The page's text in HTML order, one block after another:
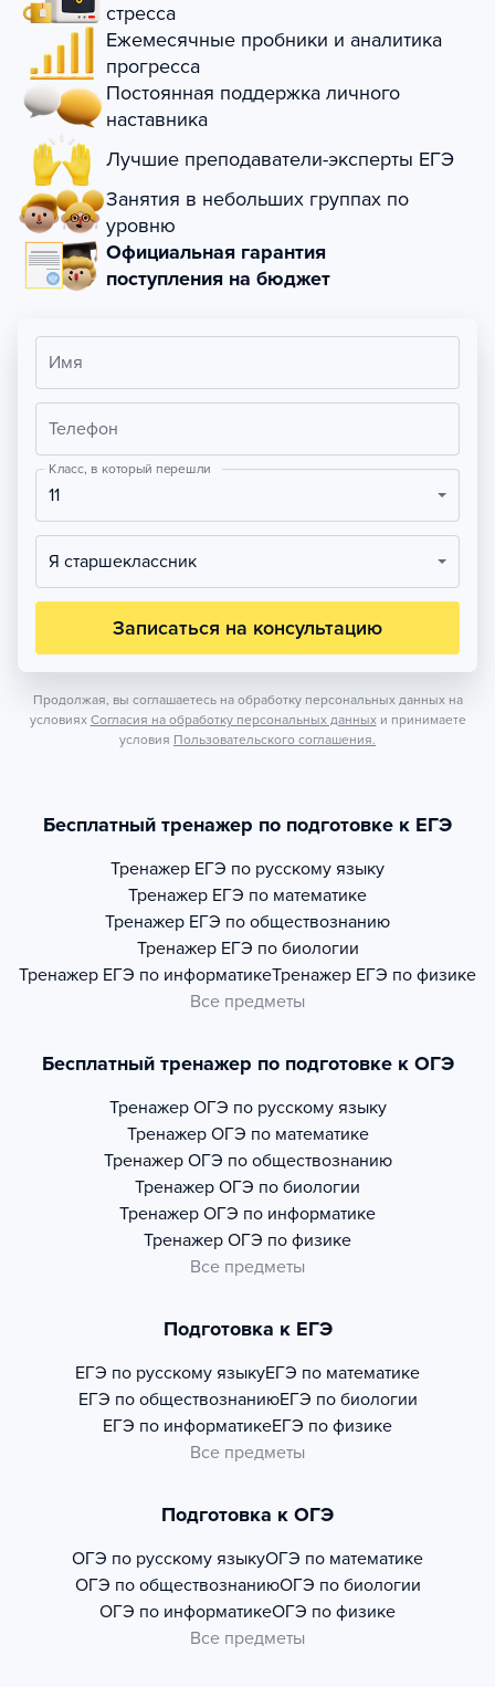
стресса
Ежемесячные пробники и аналитика
прогресса
Постоянная поддержка личного
наставника
Лучшие преподаватели-эксперты ЕГЭ
Занятия в небольших группах по
уровню
Официальная гарантия
поступления на бюджет
Имя
Телефон
Класс, в который перешли
11
Я старшеклассник
Записаться на консультацию
Продолжая, вы соглашаетесь на обработку персональных данных на
условиях Согласия на обработку персональных данных и принимаете
условия Пользовательского соглашения.
Бесплатный тренажер по подготовке к ЕГЭ
Тренажер ЕГЭ по русскому языку
Тренажер ЕГЭ по математике
Тренажер ЕГЭ по обществознанию
Тренажер ЕГЭ по биологии
Тренажер ЕГЭ по информатикеТренажер ЕГЭ по физике
Все предметы
Бесплатный тренажер по подготовке к ОГЭ
Тренажер ОГЭ по русскому языку
Тренажер ОГЭ по математике
Тренажер ОГЭ по обществознанию
Тренажер ОГЭ по биологии
Тренажер ОГЭ по информатике
Тренажер ОГЭ по физике
Все предметы
Подготовка к ЕГЭ
ЕГЭ по русскому языкуЕГЭ по математике
ЕГЭ по обществознаниюЕГЭ по биологии
ЕГЭ по информатикеЕГЭ по физике
Все предметы
Подготовка к ОГЭ
ОГЭ по русскому языкуОГЭ по математике
ОГЭ по обществознаниюОГЭ по биологии
ОГЭ по информатикеОГЭ по физике
Все предметы